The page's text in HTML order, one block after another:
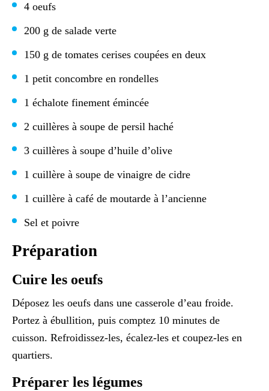
4 oeufs
200 g de salade verte
150 g de tomates cerises coupées en deux
1 petit concombre en rondelles
1 échalote finement émincée
2 cuillères à soupe de persil haché
3 cuillères à soupe d’huile d’olive
1 cuillère à soupe de vinaigre de cidre
1 cuillère à café de moutarde à l’ancienne
Sel et poivre
Préparation
Cuire les oeufs
Déposez les oeufs dans une casserole d’eau froide.
Portez à ébullition, puis comptez 10 minutes de
cuisson. Refroidissez-les, écalez-les et coupez-les en
quartiers.
Préparer les légumes